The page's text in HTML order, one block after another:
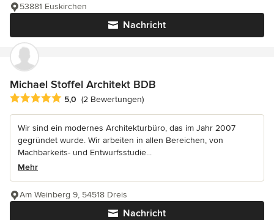
Nachricht
53881 Euskirchen
Michael Stoffel Architekt BDB
Durchschnittliche Bewertung: 5 von 5 Sternen
5,0 (2 Bewertungen)
Wir sind ein modernes Architekturbüro, das im Jahr 2007
gegründet wurde. Wir arbeiten in allen Bereichen, von
Machbarkeits- und Entwurfsstudie...
Mehr
Nachricht
Am Weinberg 9, 54518 Dreis